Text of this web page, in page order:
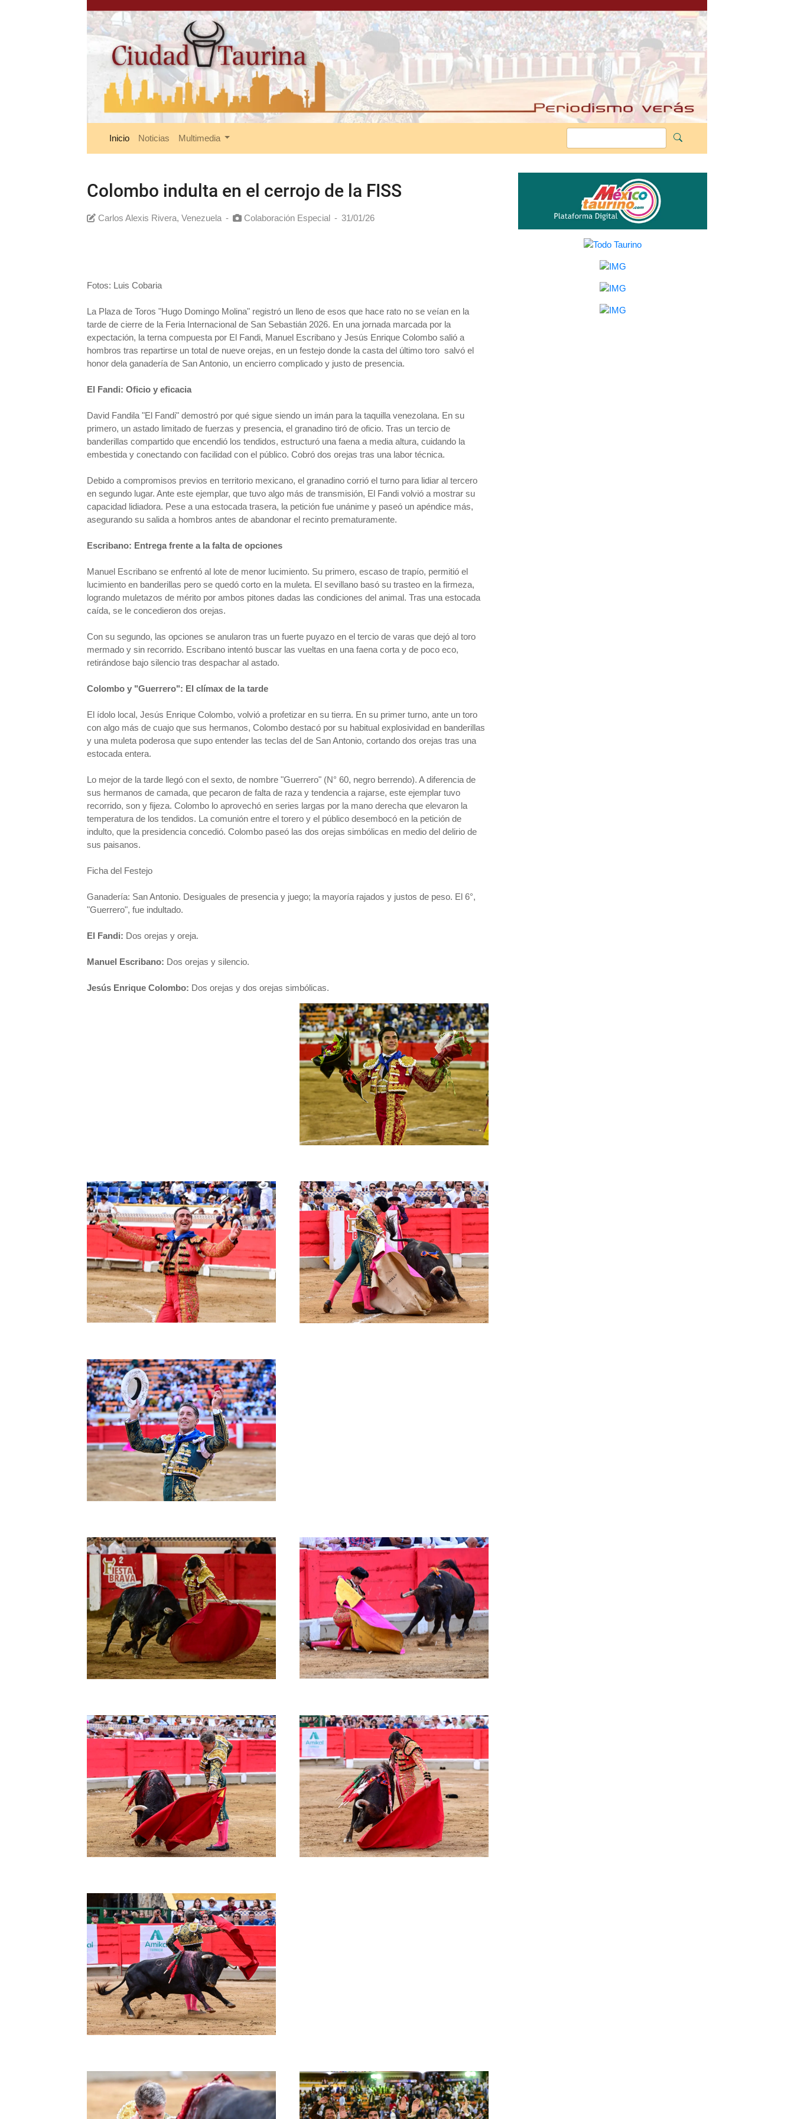
Inicio Noticias Multimedia
Colombo indulta en el cerrojo de la FISS
Carlos Alexis Rivera, Venezuela - Colaboración Especial - 31/01/26
Fotos: Luis Cobaria
La Plaza de Toros "Hugo Domingo Molina" registró un lleno de esos que hace rato no se veían en la
tarde de cierre de la Feria Internacional de San Sebastián 2026. En una jornada marcada por la
expectación, la terna compuesta por El Fandi, Manuel Escribano y Jesús Enrique Colombo salió a
hombros tras repartirse un total de nueve orejas, en un festejo donde la casta del último toro salvó el
honor dela ganadería de San Antonio, un encierro complicado y justo de presencia.
El Fandi: Oficio y eficacia
David Fandila "El Fandi" demostró por qué sigue siendo un imán para la taquilla venezolana. En su
primero, un astado limitado de fuerzas y presencia, el granadino tiró de oficio. Tras un tercio de
banderillas compartido que encendió los tendidos, estructuró una faena a media altura, cuidando la
embestida y conectando con facilidad con el público. Cobró dos orejas tras una labor técnica.
Debido a compromisos previos en territorio mexicano, el granadino corrió el turno para lidiar al tercero
en segundo lugar. Ante este ejemplar, que tuvo algo más de transmisión, El Fandi volvió a mostrar su
capacidad lidiadora. Pese a una estocada trasera, la petición fue unánime y paseó un apéndice más,
asegurando su salida a hombros antes de abandonar el recinto prematuramente.
Escribano: Entrega frente a la falta de opciones
Manuel Escribano se enfrentó al lote de menor lucimiento. Su primero, escaso de trapío, permitió el
lucimiento en banderillas pero se quedó corto en la muleta. El sevillano basó su trasteo en la firmeza,
logrando muletazos de mérito por ambos pitones dadas las condiciones del animal. Tras una estocada
caída, se le concedieron dos orejas.
Con su segundo, las opciones se anularon tras un fuerte puyazo en el tercio de varas que dejó al toro
mermado y sin recorrido. Escribano intentó buscar las vueltas en una faena corta y de poco eco,
retirándose bajo silencio tras despachar al astado.
Colombo y "Guerrero": El clímax de la tarde
El ídolo local, Jesús Enrique Colombo, volvió a profetizar en su tierra. En su primer turno, ante un toro
con algo más de cuajo que sus hermanos, Colombo destacó por su habitual explosividad en banderillas
y una muleta poderosa que supo entender las teclas del de San Antonio, cortando dos orejas tras una
estocada entera.
Lo mejor de la tarde llegó con el sexto, de nombre "Guerrero" (N° 60, negro berrendo). A diferencia de
sus hermanos de camada, que pecaron de falta de raza y tendencia a rajarse, este ejemplar tuvo
recorrido, son y fijeza. Colombo lo aprovechó en series largas por la mano derecha que elevaron la
temperatura de los tendidos. La comunión entre el torero y el público desembocó en la petición de
indulto, que la presidencia concedió. Colombo paseó las dos orejas simbólicas en medio del delirio de
sus paisanos.
Ficha del Festejo
Ganadería: San Antonio. Desiguales de presencia y juego; la mayoría rajados y justos de peso. El 6°,
"Guerrero", fue indultado.
El Fandi: Dos orejas y oreja.
Manuel Escribano: Dos orejas y silencio.
Jesús Enrique Colombo: Dos orejas y dos orejas simbólicas.